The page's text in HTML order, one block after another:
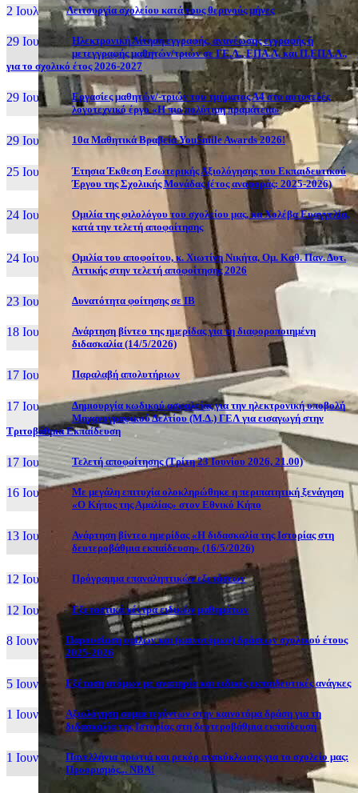
2 Ιουλ, 26 Λειτουργία σχολείου κατά τους θερινούς μήνες
29 Ιουν, 26
Ηλεκτρονική Αίτηση εγγραφής, ανανέωσης εγγραφής ή
μετεγγραφής μαθητών/τριών σε ΓΕ.Λ., ΕΠΑ.Λ. και Π.ΕΠΑ.Λ.,
για το σχολικό έτος 2026-2027
29 Ιουν, 26
Εργασίες μαθητών/-τριών του τμήματος Α4 στο αυτοτελές
λογοτεχνικό έργο «Η πιο πολύτιμη πραμάτεια»
29 Ιουν, 26 10α Μαθητικά Βραβεία YouSmile Awards 2026!
25 Ιουν, 26
Έτησια Έκθεση Εσωτερικής Αξιολόγησης του Εκπαιδευτικού
Έργου της Σχολικής Μονάδας (έτος αναφοράς: 2025-2026)
24 Ιουν, 26
Ομιλία της φιλολόγου του σχολείου μας, κα Χολέβα Ευαγγελία,
κατά την τελετή αποφοίτησης
24 Ιουν, 26
Ομιλία του αποφοίτου, κ. Χιωτίνη Νικήτα, Ομ. Καθ. Παν. Δυτ.
Αττικής στην τελετή αποφοίτησης 2026
23 Ιουν, 26 Δυνατότητα φοίτησης σε ΙΒ
18 Ιουν, 26
Ανάρτηση βίντεο της ημερίδας για τη διαφοροποιημένη
διδασκαλία (14/5/2026)
17 Ιουν, 26 Παραλαβή απολυτήριων
17 Ιουν, 26
Δημιουργία κωδικού ασφαλείας για την ηλεκτρονική υποβολή
Μηχανογραφικού Δελτίου (Μ.Δ.) ΓΕΛ για εισαγωγή στην
Τριτοβάθμια Εκπαίδευση
17 Ιουν, 26 Τελετή αποφοίτησης (Τρίτη 23 Ιουνίου 2026, 21.00)
16 Ιουν, 26
Με μεγάλη επιτυχία ολοκληρώθηκε η περιπατητική ξενάγηση
«Ο Κήπος της Αμαλίας» στον Εθνικό Κήπο
13 Ιουν, 26
Ανάρτηση βίντεο ημερίδας «Η διδασκαλία της Ιστορίας στη
δευτεροβάθμια εκπαίδευση» (16/5/2026)
12 Ιουν, 26 Πρόγραμμα επαναληπτικών εξετάσεων
12 Ιουν, 26 Εξεταστικά κέντρα ειδικών μαθημάτων
8 Ιουν, 26
Παρουσίαση ομίλων και (καινοτόμων) δράσεων σχολικού έτους
2025-2026
5 Ιουν, 26 Εξέταση ατόμων με αναπηρία και ειδικές εκπαιδευτικές ανάγκες
1 Ιουν, 26
Αξιολόγηση συμμετεχόντων στην καινοτόμα δράση για τη
διδασκαλία της Ιστορίας στη δευτεροβάθμια εκπαίδευση
1 Ιουν, 26
Πανελλήνια πρωτιά και ρεκόρ ανακύκλωσης για το σχολείο μας:
Προορισμός... NBA!